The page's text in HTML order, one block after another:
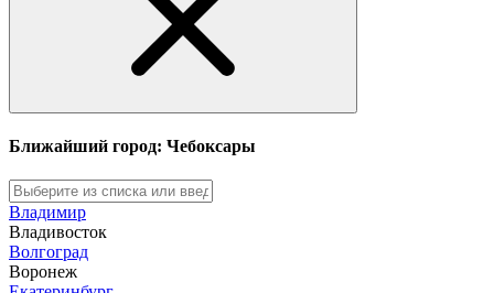
Ближайший город: Чебоксары
Владимир
Владивосток
Волгоград
Воронеж